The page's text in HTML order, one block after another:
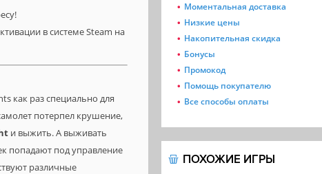
в системе Steam на
как раз специально для
потерпел крушение,
и выжить. А выживать
попадают под управление
различные
Моментальная доставка
Низкие цены
Накопительная скидка
Бонусы
Промокод
Помощь покупателю
Все способы оплаты
ПОХОЖИЕ ИГРЫ